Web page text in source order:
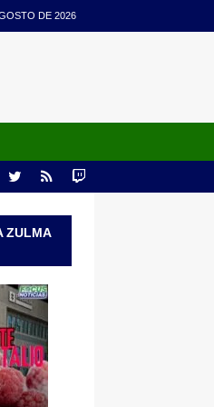
DE 2026
ZULMA